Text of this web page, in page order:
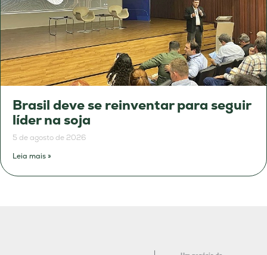
Brasil deve se reinventar para seguir
líder na soja
5 de agosto de 2026
Leia mais »